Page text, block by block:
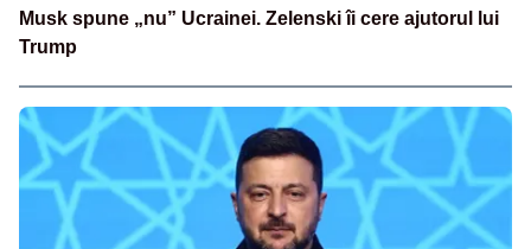
Musk spune „nu” Ucrainei. Zelenski îi cere ajutorul lui
Trump